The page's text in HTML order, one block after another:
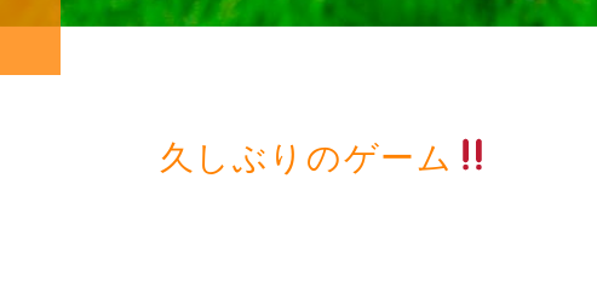
久しぶりのゲーム